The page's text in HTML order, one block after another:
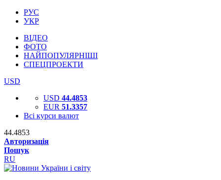
РУС
УКР
ВІДЕО
ФОТО
НАЙПОПУЛЯРНІШІ
СПЕЦПРОЕКТИ
USD
USD 44.4853
EUR 51.3357
Всі курси валют
44.4853
Авторизація
Пошук
RU